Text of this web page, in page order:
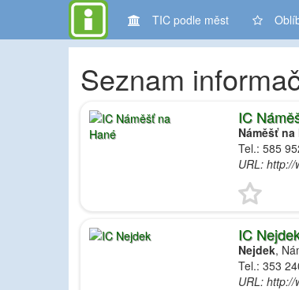
TIC podle měst
Seznam
IC
Náměšť na
Tel.: 585
URL:
IC
Nejdek,
Tel.: 353
URL: http://